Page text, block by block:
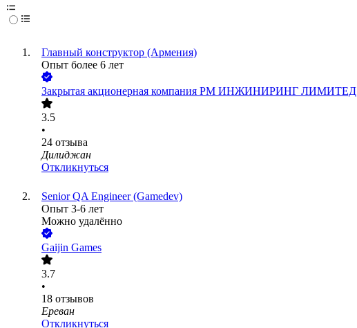
Главный конструктор (Армения)
Опыт более 6 лет
Закрытая акционерная компания РМ ИНЖИНИРИНГ ЛИМИТЕД
3.5
•
24 отзыва
Дилиджан
Откликнуться
Senior QA Engineer (Gamedev)
Опыт 3-6 лет
Можно удалённо
Gaijin Games
3.7
•
18 отзывов
Ереван
Откликнуться